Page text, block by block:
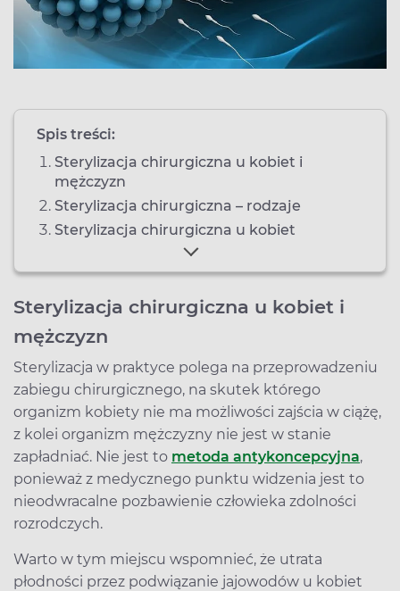
Spis treści:
Sterylizacja chirurgiczna u kobiet i
mężczyzn
Sterylizacja chirurgiczna – rodzaje
Sterylizacja chirurgiczna u kobiet
Sterylizacja chirurgiczna u kobiet i
mężczyzn
Sterylizacja w praktyce polega na przeprowadzeniu
zabiegu chirurgicznego, na skutek którego
organizm kobiety nie ma możliwości zajścia w ciążę,
z kolei organizm mężczyzny nie jest w stanie
zapładniać. Nie jest to metoda antykoncepcyjna,
ponieważ z medycznego punktu widzenia jest to
nieodwracalne pozbawienie człowieka zdolności
rozrodczych.
Warto w tym miejscu wspomnieć, że utrata
płodności przez podwiązanie jajowodów u kobiet